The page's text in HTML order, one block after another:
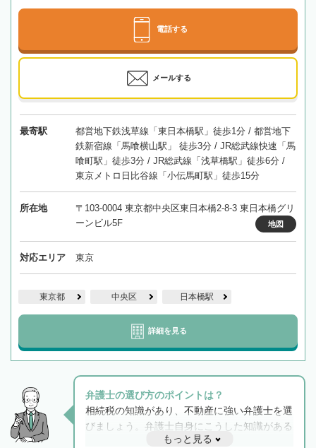
電話する
メールする
最寄駅
都営地下鉄浅草線「東日本橋駅」徒歩1分 / 都営地下
鉄新宿線「馬喰横山駅」 徒歩3分 / JR総武線快速「馬
喰町駅」徒歩3分 / JR総武線「浅草橋駅」徒歩6分 /
東京メトロ日比谷線「小伝馬町駅」徒歩15分
所在地
〒103-0004 東京都中央区東日本橋2-8-3 東日本橋グリ
ーンビル5F
地図
対応エリア 東京
東京都 中央区 日本橋駅
詳細を見る
弁護士の選び方のポイントは？
相続税の知識があり、不動産に強い弁護士を選
びましょう。弁護士自身にこうした知識がある
と他士業との連携もスムーズに進み、トラブル
もっと見る